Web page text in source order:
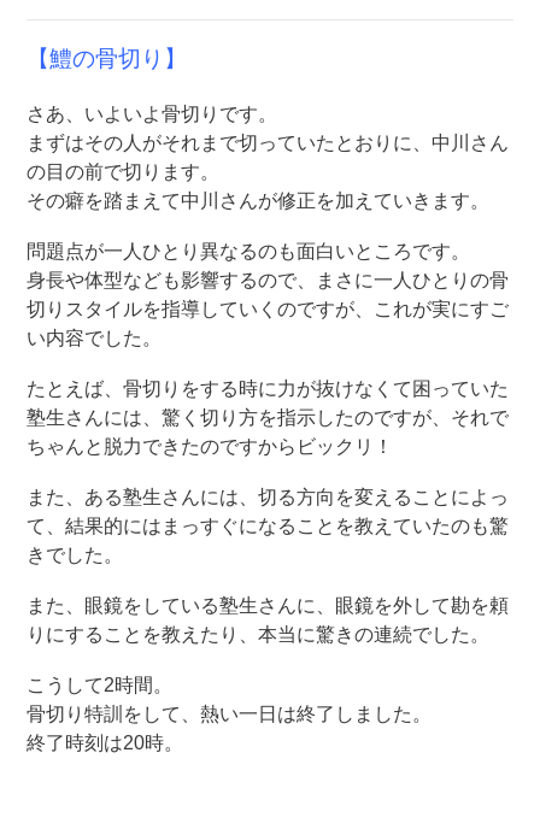
【鱧の骨切り】
さあ、いよいよ骨切りです。
まずはその人がそれまで切っていたとおりに、中川さん
の目の前で切ります。
その癖を踏まえて中川さんが修正を加えていきます。
問題点が一人ひとり異なるのも面白いところです。
身長や体型なども影響するので、まさに一人ひとりの骨
切りスタイルを指導していくのですが、これが実にすご
い内容でした。
たとえば、骨切りをする時に力が抜けなくて困っていた
塾生さんには、驚く切り方を指示したのですが、それで
ちゃんと脱力できたのですからビックリ！
また、ある塾生さんには、切る方向を変えることによっ
て、結果的にはまっすぐになることを教えていたのも驚
きでした。
また、眼鏡をしている塾生さんに、眼鏡を外して勘を頼
りにすることを教えたり、本当に驚きの連続でした。
こうして2時間。
骨切り特訓をして、熱い一日は終了しました。
終了時刻は20時。